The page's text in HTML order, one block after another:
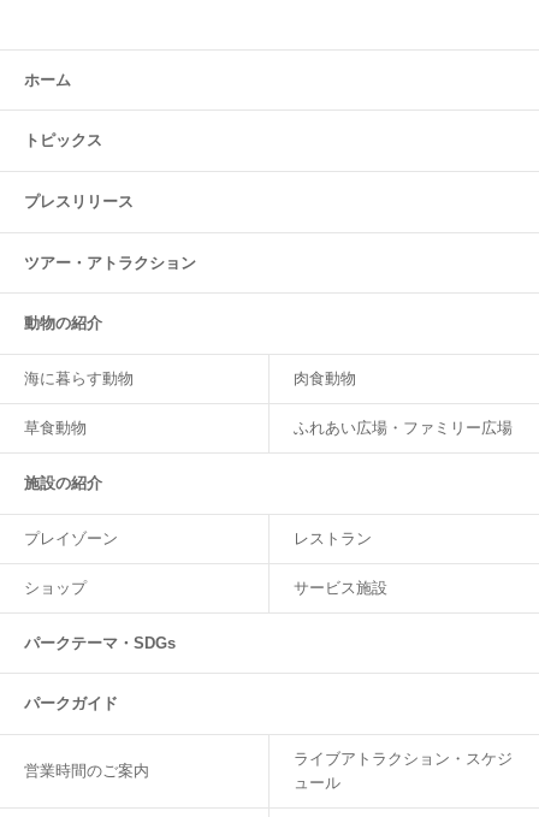
ホーム
トピックス
プレスリリース
ツアー・ アトラクション
動物の紹介
海に暮らす動物 肉食動物
草食動物 ふれあい広場・ファミリー広場
施設の紹介
プレイゾーン レストラン
ショップ サービス施設
パークテーマ・SDGs
パークガイド
営業時間のご案内
ライブアトラクション・スケジ
ュール